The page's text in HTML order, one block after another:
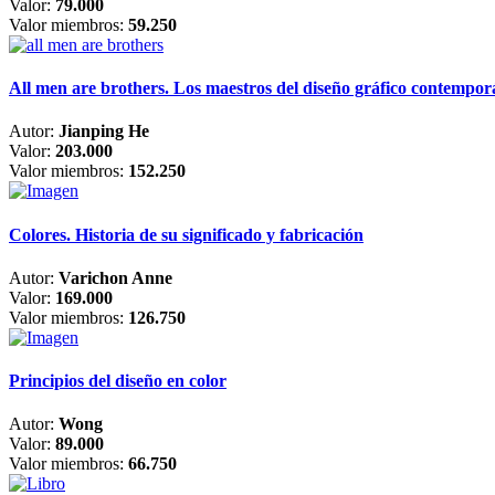
Valor: 79.000
Valor miembros: 59.250
All men are brothers. Los maestros del diseño gráfico
Autor: Jianping He
Valor: 203.000
Valor miembros: 152.250
Colores. Historia de su significado y fabricación
Autor: Varichon Anne
Valor: 169.000
Valor miembros: 126.750
Principios del diseño en color
Autor: Wong
Valor: 89.000
Valor miembros: 66.750